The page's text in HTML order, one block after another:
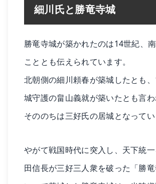
細川氏と勝竜寺城
勝竜寺城が築かれたのは14世紀、
こととも伝えられています。
北朝側の細川頼春が築城したとも
城守護の畠山義就が築いたとも言わ
そののちは三好氏の居城となってい
やがて戦国時代に突入し、天下統
田信長が三好三人衆を破った「勝